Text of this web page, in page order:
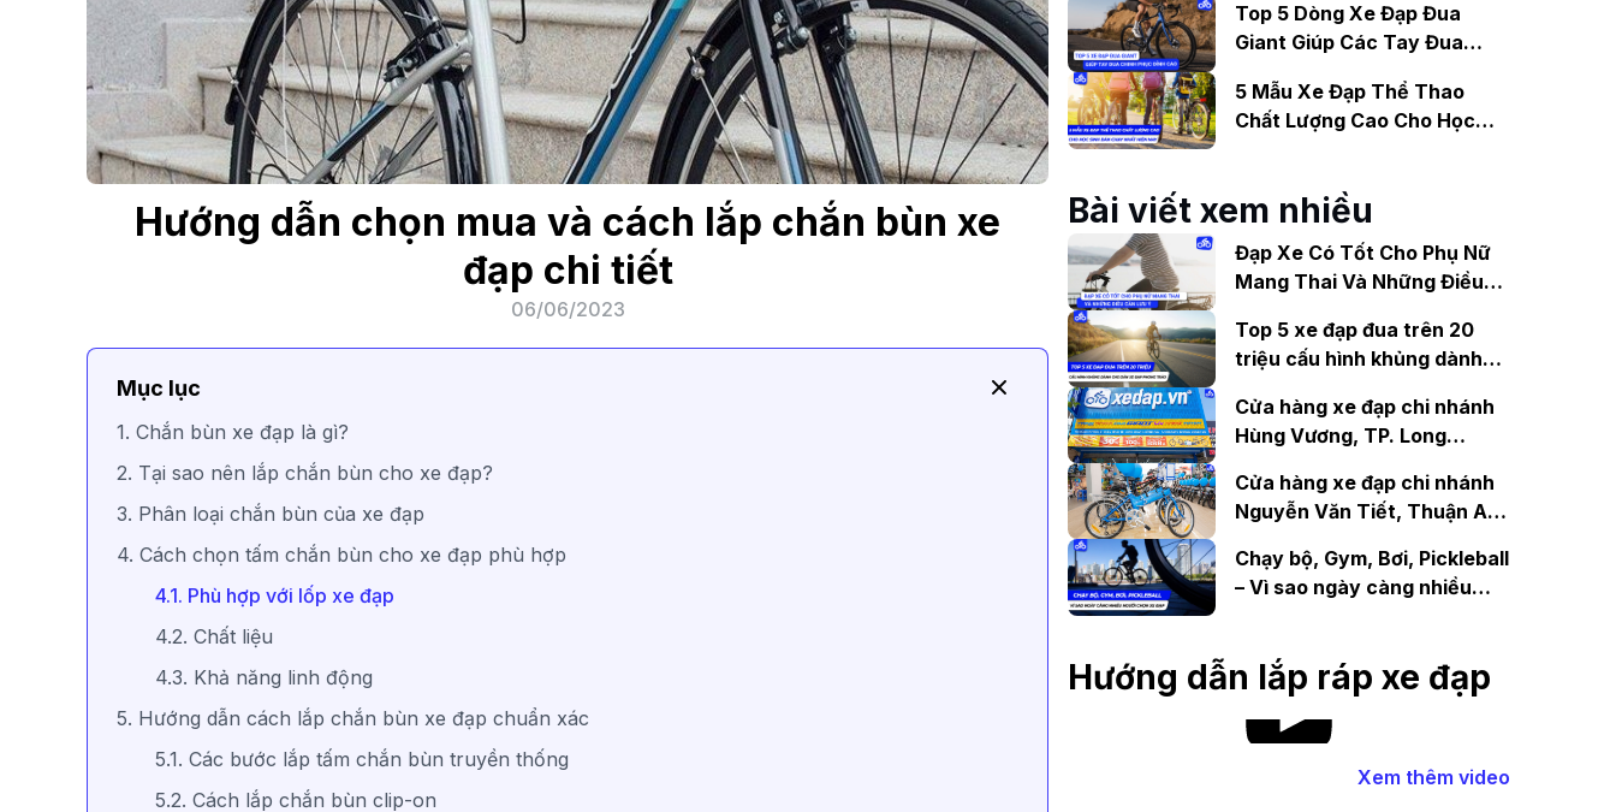
Hướng dẫn chọn mua và cách lắp chắn bùn xe
đạp chi tiết
06/06/2023
Mục lục
1. Chắn bùn xe đạp là gì?
2. Tại sao nên lắp chắn bùn cho xe đạp?
3. Phân loại chắn bùn của xe đạp
4. Cách chọn tấm chắn bùn cho xe đạp phù hợp
4.1. Phù hợp với lốp xe đạp
4.2. Chất liệu
4.3. Khả năng linh động
5. Hướng dẫn cách lắp chắn bùn xe đạp chuẩn xác
5.1. Các bước lắp tấm chắn bùn truyền thống
5.2. Cách lắp chắn bùn clip-on
Top 5 Dòng Xe Đạp Đua
Giant Giúp Các Tay Đua
5 Mẫu Xe Đạp Thể Thao
Chất Lượng Cao Cho Học
Bài viết xem nhiều
Đạp Xe Có Tốt Cho Phụ Nữ
Mang Thai Và Những Điều
Top 5 xe đạp đua trên 20
triệu cấu hình khủng dành
Cửa hàng xe đạp chi nhánh
Hùng Vương, TP. Long
Cửa hàng xe đạp chi nhánh
Nguyễn Văn Tiết, Thuận An,
Chạy bộ, Gym, Bơi, Pickleball
– Vì sao ngày càng nhiều
Hướng dẫn lắp ráp xe đạp
Xem thêm video